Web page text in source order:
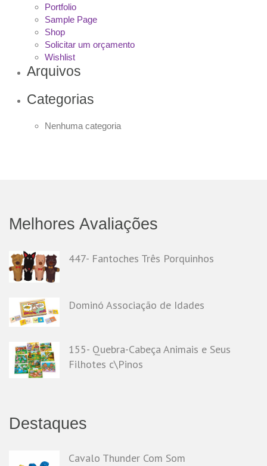
Portfolio
Sample Page
Shop
Solicitar um orçamento
Wishlist
Arquivos
Categorias
Nenhuma categoria
Melhores Avaliações
447- Fantoches Três Porquinhos
Dominó Associação de Idades
155- Quebra-Cabeça Animais e Seus
Filhotes c\Pinos
Destaques
Cavalo Thunder Com Som